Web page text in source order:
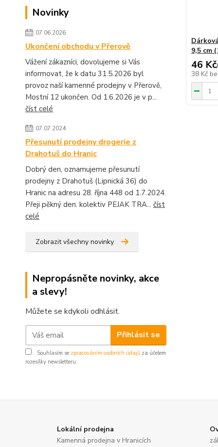
Novinky
07.06.2026
Ukončení obchodu v Přerově
Vážení zákazníci, dovolujeme si Vás
informovat, že k datu 31.5.2026 byl
provoz naší kamenné prodejny v Přerově,
Mostní 12 ukončen. Od 1.6.2026 je v p...
číst celé
07.07.2024
Přesunutí prodejny drogerie z
Drahotuš do Hranic
Dobrý den, oznamujeme přesunutí
prodejny z Drahotuš (Lipnická 36) do
Hranic na adresu 28. října 448 od 1.7.2024.
Přeji pěkný den. kolektiv PEJAK TRA... číst
celé
Zobrazit všechny novinky
Nepropásněte novinky, akce
a slevy!
Můžete se kdykoli odhlásit.
Přihlásit se
Souhlasím se zpracováním osobních údajů za účelem
rozesílky newsletteru.
9,5 cm
46 Kč/
38 Kč
Lokální prodejna
Kamenná prodejna v Hranicích